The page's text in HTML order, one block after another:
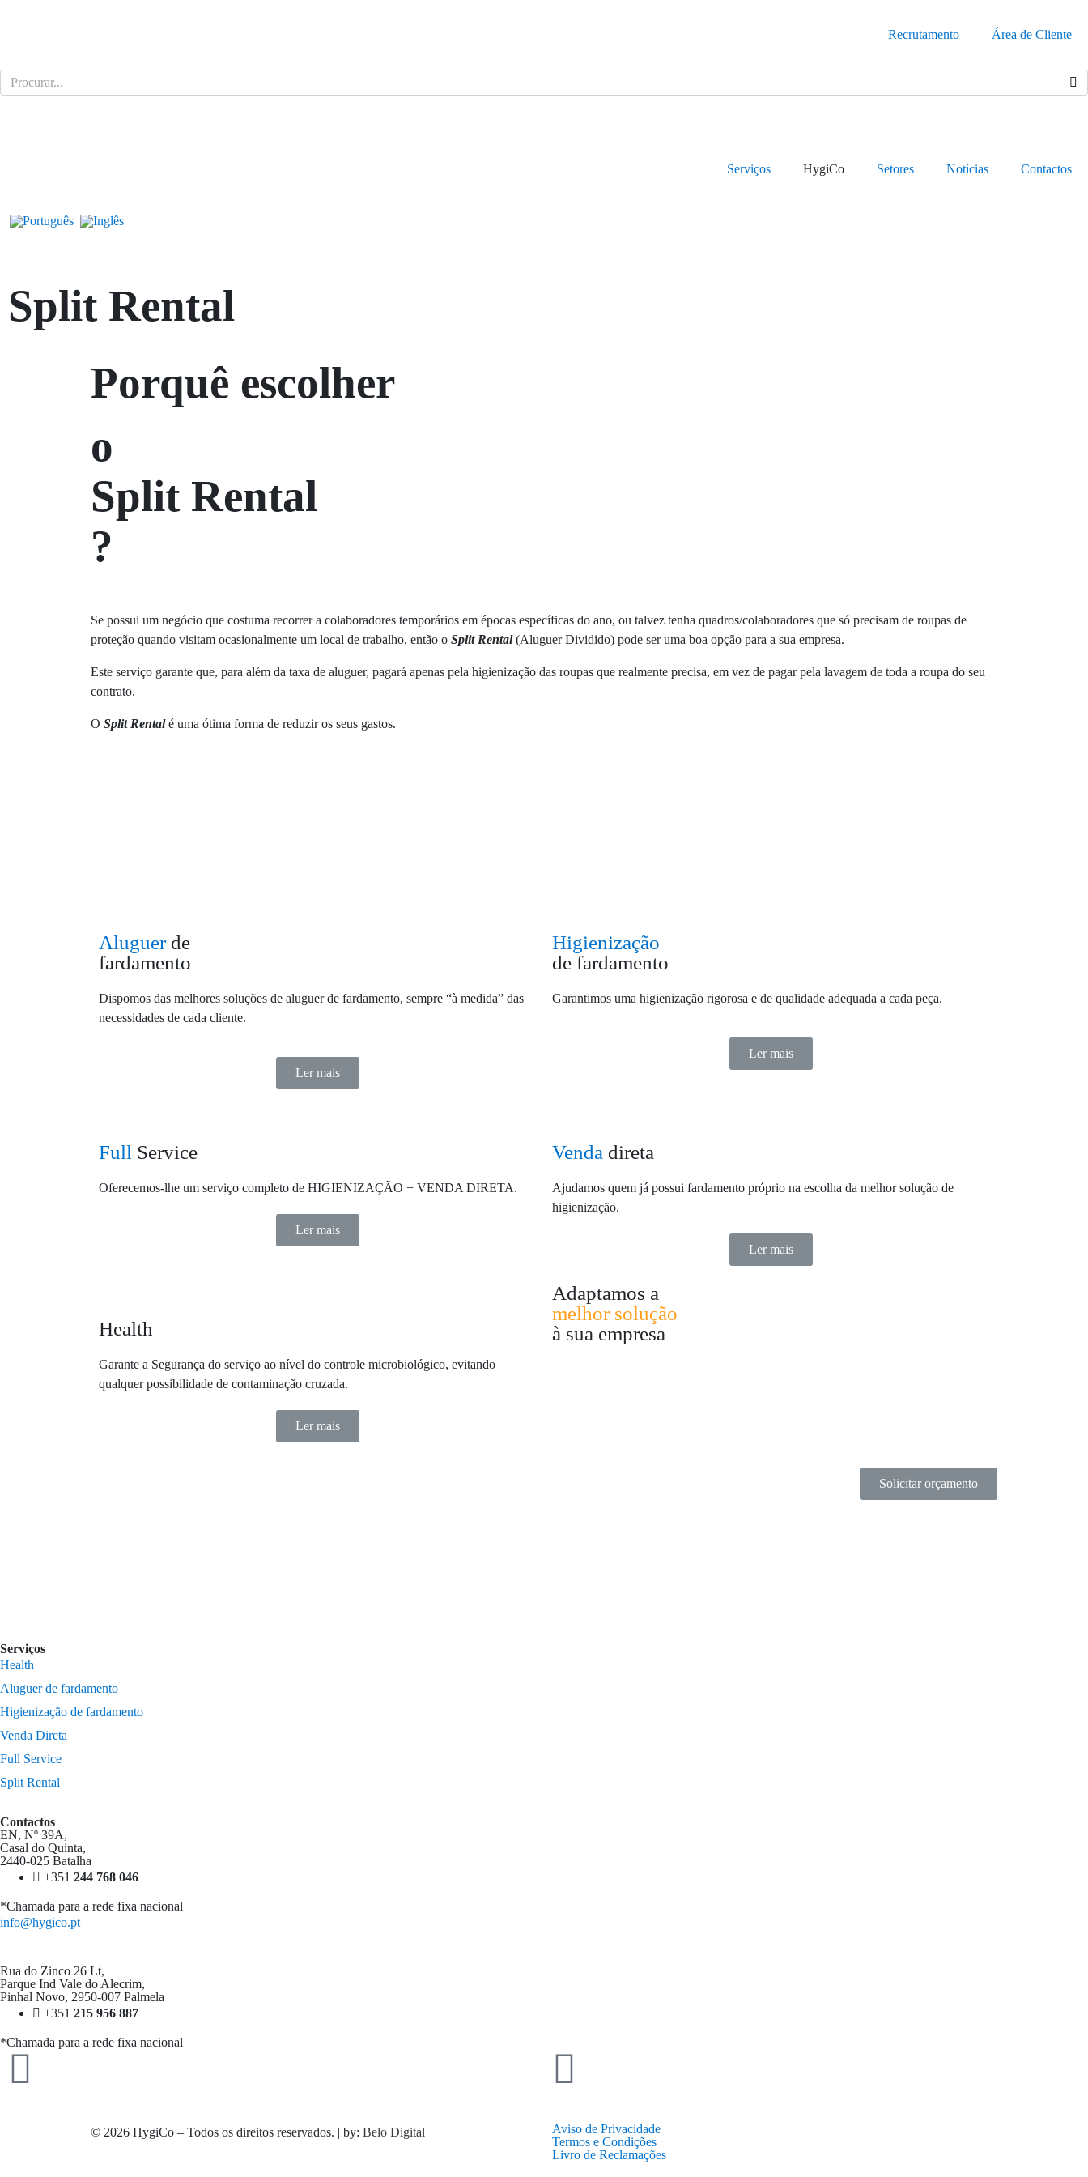
Recrutamento Área de Cliente
Serviços HygiCo Setores Notícias Contactos
Split Rental
Porquê escolher
o
Split Rental
?
Se possui um negócio que costuma recorrer a colaboradores temporários em épocas específicas do ano, ou talvez tenha quadros/colaboradores que só precisam de roupas de
proteção quando visitam ocasionalmente um local de trabalho, então o Split Rental(Aluguer Dividido) pode ser uma boa opção para a sua empresa.
Este serviço garante que, para além da taxa de aluguer, pagará apenas pela higienização das roupas que realmente precisa, em vez de pagar pela lavagem de toda a roupa do seu
contrato.
O Split Rentalé uma ótima forma de reduzir os seus gastos.
Aluguerde
fardamento
Dispomos das melhores soluções de aluguer de fardamento, sempre “à medida” das
necessidades de cada cliente.
Ler mais
Higienização
de fardamento
Garantimos uma higienização rigorosa e de qualidade adequada a cada peça.
Ler mais
Full Service
Oferecemos-lhe um serviço completo de HIGIENIZAÇÃO + VENDA DIRETA.
Ler mais
Venda direta
Ajudamos quem já possui fardamento próprio na escolha da melhor solução de
higienização.
Ler mais
Health
Garante a Segurança do serviço ao nível do controle microbiológico, evitando
qualquer possibilidade de contaminação cruzada.
Ler mais
Adaptamos a
melhor solução
à sua empresa
Solicitar orçamento
Serviços
Health
Aluguer de fardamento
Higienização de fardamento
Venda Direta
Full Service
Split Rental
Contactos
EN, Nº 39A,
Casal do Quinta,
2440-025 Batalha
+351 244 768 046
*Chamada para a rede fixa nacional
info@hygico.pt
Rua do Zinco 26 Lt,
Parque Ind Vale do Alecrim,
Pinhal Novo, 2950-007 Palmela
+351 215 956 887
*Chamada para a rede fixa nacional
© 2026 HygiCo – Todos os direitos reservados. | by: Belo Digital
Aviso de Privacidade
Termos e Condições
Livro de Reclamações